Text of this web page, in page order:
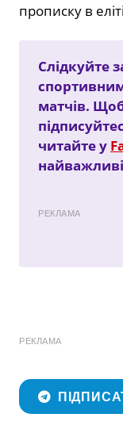
прописку в
Слідкуйте
матчів.
читайте у
РЕКЛАМА
РЕКЛАМА